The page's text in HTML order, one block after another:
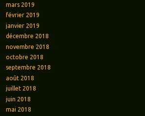
mars 2019
février 2019
janvier 2019
décembre 2018
novembre 2018
octobre 2018
septembre 2018
août 2018
juillet 2018
juin 2018
mai 2018